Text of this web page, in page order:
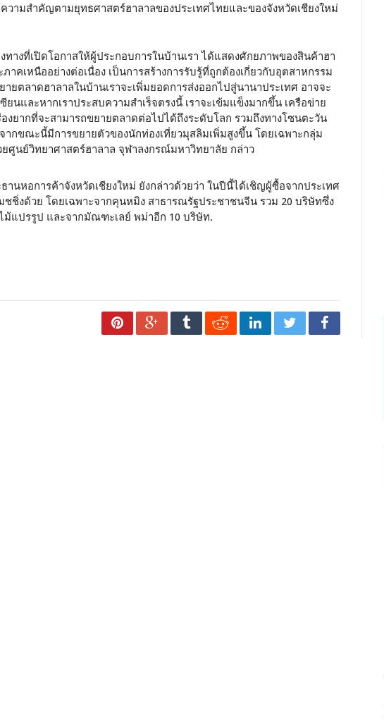
ความสำคัญตามยุทธศาสตร์ฮาลาลของประเทศไทยและของจังหวัดเชียงใหม่
ทางที่เปิดโอกาสให้ผู้ประกอบการในบ้านเรา ได้แสดงศักยภาพของสินค้าฮา
าคเหนืออย่างต่อเนื่อง เป็นการสร้างการรับรู้ที่ถูกต้องเกี่ยวกับอุตสาหกรรม
ายตลาดฮาลาลในบ้านเราจะเพิ่มยอดการส่งออกไปสู่นานาประเทศ อาจจะ
ยนและหากเราประสบความสำเร็จตรงนี้ เราจะเข้มแข็งมากขึ้น เครือข่าย
องยากที่จะสามารถขยายตลาดต่อไปได้ถึงระดับโลก รวมถึงทางโซนตะวัน
ากขณะนี้มีการขยายตัวของนักท่องเที่ยวมุสลิมเพิ่มสูงขึ้น โดยเฉพาะกลุ่ม
ยศูนย์วิทยาศาสตร์ฮาลาล จุฬาลงกรณ์มหาวิทยาลัย กล่าว
านหอการค้าจังหวัดเชียงใหม่ ยังกล่าวด้วยว่า ในปีนี้ได้เชิญผู้ซื้อจากประเทศ
ชิ่งด้วย โดยเฉพาะจากคุนหมิง สาธารณรัฐประชาชนจีน รวม 20 บริษัทซึ่ง
ม้แปรรูป และจากมัณฑะเลย์ พม่าอีก 10 บริษัท.